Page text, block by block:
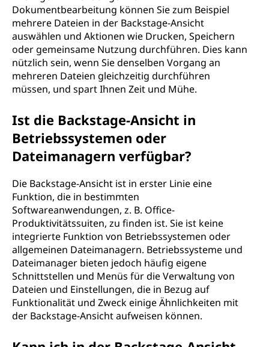
Dokumentbearbeitung können Sie zum Beispiel
mehrere Dateien in der Backstage-Ansicht
auswählen und Aktionen wie Drucken, Speichern
oder gemeinsame Nutzung durchführen. Dies kann
nützlich sein, wenn Sie denselben Vorgang an
mehreren Dateien gleichzeitig durchführen
müssen, und spart Ihnen Zeit und Mühe.
Ist die Backstage-Ansicht in
Betriebssystemen oder
Dateimanagern verfügbar?
Die Backstage-Ansicht ist in erster Linie eine
Funktion, die in bestimmten
Softwareanwendungen, z. B. Office-
Produktivitätssuiten, zu finden ist. Sie ist keine
integrierte Funktion von Betriebssystemen oder
allgemeinen Dateimanagern. Betriebssysteme und
Dateimanager bieten jedoch häufig eigene
Schnittstellen und Menüs für die Verwaltung von
Dateien und Einstellungen, die in Bezug auf
Funktionalität und Zweck einige Ähnlichkeiten mit
der Backstage-Ansicht aufweisen können.